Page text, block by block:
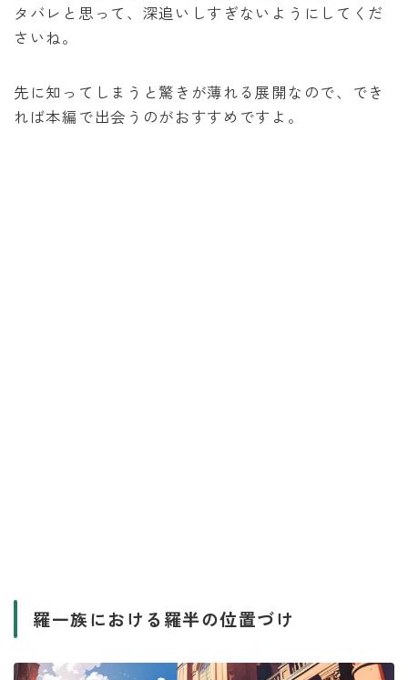
タバレと思って、深追いしすぎないようにしてくだ
さいね。
先に知ってしまうと驚きが薄れる展開なので、でき
れば本編で出会うのがおすすめですよ。
羅一族における羅半の位置づけ